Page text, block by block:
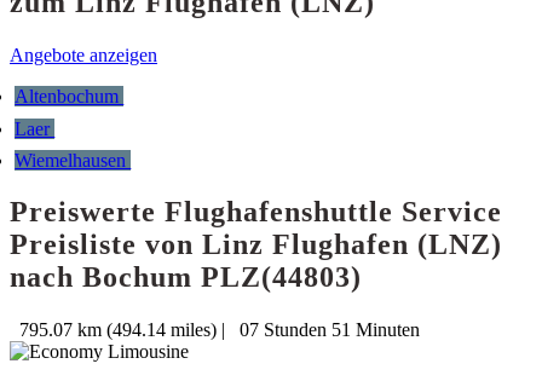
Angebote anzeigen
Altenbochum
Laer
Wiemelhausen
Preiswerte Flughafenshuttle Service
Preisliste von Linz Flughafen (LNZ)
nach Bochum PLZ(44803)
795.07 km (494.14 miles) | 07 Stunden 51 Minuten